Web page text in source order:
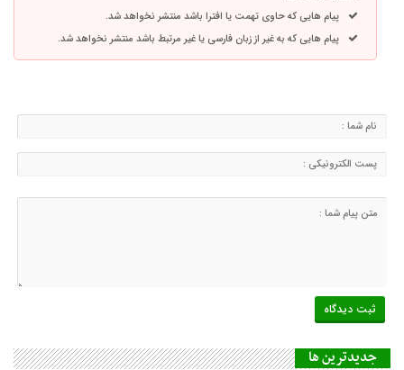
پیام هایی که حاوی تهمت یا افترا باشد منتشر نخواهد شد.
پیام هایی که به غیر از زبان فارسی یا غیر مرتبط باشد منتشر نخواهد شد.
جديدترين ها